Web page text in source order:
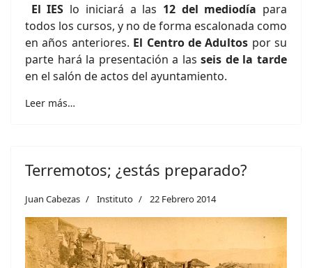
El IES lo iniciará a las 12 del mediodía para
todos los cursos, y no de forma escalonada como
en años anteriores. El Centro de Adultos por su
parte hará la presentación a lasseis de la tarde
en el salón de actos del ayuntamiento.
Leer más…
Terremotos; ¿estás preparado?
Juan Cabezas Instituto 22 Febrero 2014